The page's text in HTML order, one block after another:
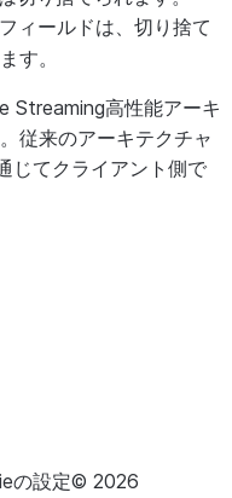
フィールドは、切り捨て
す。
Streaming高性能アーキ
従来のアーキテクチャ
じてクライアント側で
の設定© 2026